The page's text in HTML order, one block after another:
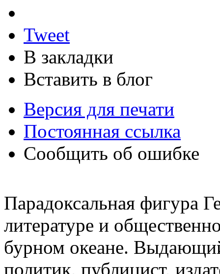
Tweet
В закладки
Вставить в блог
Версия для печати
Постоянная ссылка
Сообщить об ошибке
Парадоксальная фигура
литературе и
бурном океане.
политик, публицист,